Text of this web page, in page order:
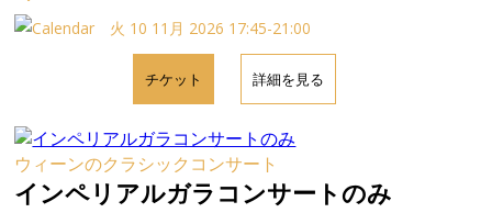
火 10 11月 2026 17:45-21:00
チケット 詳細を見る
ウィーンのクラシックコンサート
インペリアルガラコンサートのみ